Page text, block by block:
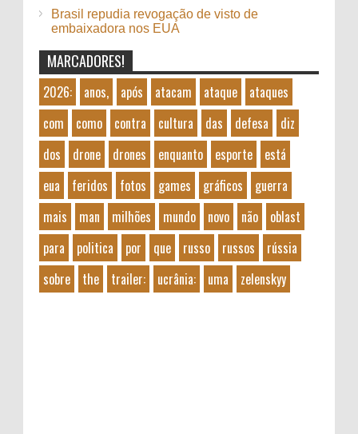
Brasil repudia revogação de visto de
embaixadora nos EUA
MARCADORES!
2026: anos, após atacam ataque
ataques
com
como contra cultura das defesa
diz
dos
drone drones enquanto esporte
está
eua
feridos fotos games gráficos
guerra
mais
man milhões mundo novo não
oblast
para
politica por que russo russos
rússia
sobre
the trailer: ucrânia: uma zelenskyy